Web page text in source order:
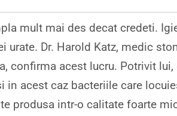
mult mai des decat credeti.
urate. Dr. Harold Katz, medic
confirma acest lucru. Potrivit
in acest caz bacteriile care
produsa intr-o calitate foarte